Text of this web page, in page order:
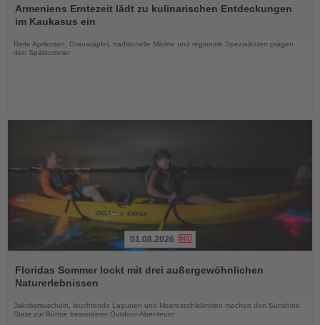
Sie
die
Armeniens Erntezeit lädt zu kulinarischen Entdeckungen
im Kaukasus ein
Reife Aprikosen, Granatäpfel, traditionelle Märkte und regionale Spezialitäten prägen
den Spätsommer
Sie
die
01.08.2026
Floridas Sommer lockt mit drei außergewöhnlichen
Naturerlebnissen
Jakobsmuscheln, leuchtende Lagunen und Meeresschildkröten machen den Sunshine
State zur Bühne besonderer Outdoor-Abenteuer